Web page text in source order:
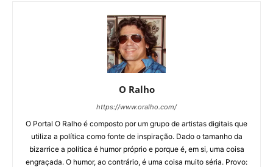
O Ralho
https://www.oralho.com/
O Portal O Ralho é composto por um grupo de artistas digitais que
utiliza a política como fonte de inspiração. Dado o tamanho da
bizarrice a política é humor próprio e porque é, em si, uma coisa
engraçada. O humor, ao contrário, é uma coisa muito séria. Provo: